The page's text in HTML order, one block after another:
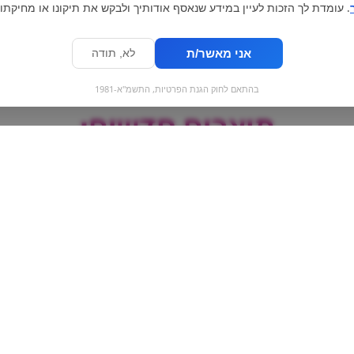
מוצרים חדשים:
. עומדת לך הזכות לעיין במידע שנאסף אודותיך ולבקש את תיקונו או
אני מאשר/ת לא, תודה
בהתאם לחוק הגנת הפרטיות, התשמ"א-1981